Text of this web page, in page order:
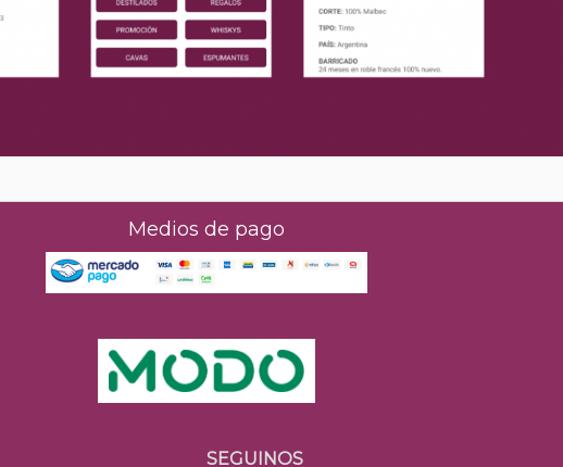
Medios de pago
SEGUINOS